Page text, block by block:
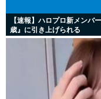
【速報】ハロプロ新メンバ
歳』に引き上げられる